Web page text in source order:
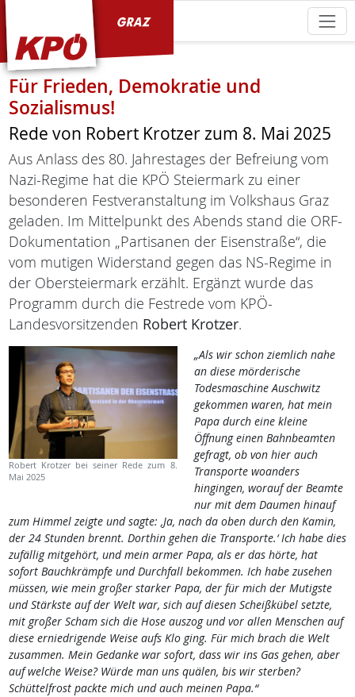
Für Frieden, Demokratie und
Sozialismus!
Rede von Robert Krotzer zum 8. Mai 2025
Aus Anlass des 80. Jahrestages der Befreiung vom
Nazi-Regime hat die KPÖ Steiermark zu einer
besonderen Festveranstaltung im Volkshaus Graz
geladen. Im Mittelpunkt des Abends stand die ORF-
Dokumentation „Partisanen der Eisenstraße“, die
vom mutigen Widerstand gegen das NS-Regime in
der Obersteiermark erzählt. Ergänzt wurde das
Programm durch die Festrede vom KPÖ-
Landesvorsitzenden Robert Krotzer.
Robert Krotzer bei seiner Rede zum 8.
Mai 2025
„Als wir schon ziemlich nahe
an diese mörderische
Todesmaschine Auschwitz
gekommen waren, hat mein
Papa durch eine kleine
Öffnung einen Bahnbeamten
gefragt, ob von hier auch
Transporte woanders
hingingen, worauf der Beamte
nur mit dem Daumen hinauf
zum Himmel zeigte und sagte: ‚Ja, nach da oben durch den Kamin,
der 24 Stunden brennt. Dorthin gehen die Transporte.‘ Ich habe dies
zufällig mitgehört, und mein armer Papa, als er das hörte, hat
sofort Bauchkrämpfe und Durchfall bekommen. Ich habe zusehen
müssen, wie mein großer starker Papa, der für mich der Mutigste
und Stärkste auf der Welt war, sich auf diesen Scheißkübel setzte,
mit großer Scham sich die Hose auszog und vor allen Menschen auf
diese erniedrigende Weise aufs Klo ging. Für mich brach die Welt
zusammen. Mein Gedanke war sofort, dass wir ins Gas gehen, aber
auf welche Weise? Würde man uns quälen, bis wir sterben?
Schüttelfrost packte mich und auch meinen Papa.“